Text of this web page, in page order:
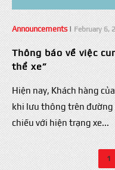
Announcements| February 6,
Thông báo về việc
thể xe”
Hiện nay, Khách hàng
khi lưu thông trên đường
chiếu với hiện trạng xe...
1